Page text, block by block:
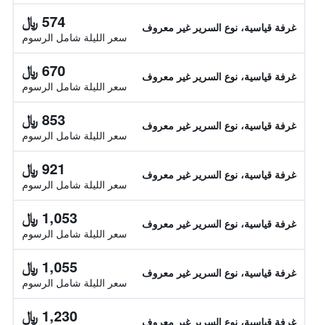
غرفة قياسية، نوع السرير غير معروف 574 ﷼
سعر الليلة شامل الرسوم
غرفة قياسية، نوع السرير غير معروف 670 ﷼
سعر الليلة شامل الرسوم
غرفة قياسية، نوع السرير غير معروف 853 ﷼
سعر الليلة شامل الرسوم
غرفة قياسية، نوع السرير غير معروف 921 ﷼
سعر الليلة شامل الرسوم
غرفة قياسية، نوع السرير غير معروف 1,053 ﷼
سعر الليلة شامل الرسوم
غرفة قياسية، نوع السرير غير معروف 1,055 ﷼
سعر الليلة شامل الرسوم
غرفة قياسية، نوع السرير غير معروف 1,230 ﷼